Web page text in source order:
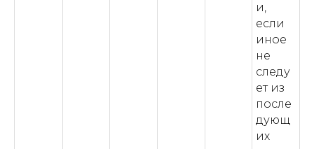
и,
если
иное
не
следу
ет из
после
дующ
их